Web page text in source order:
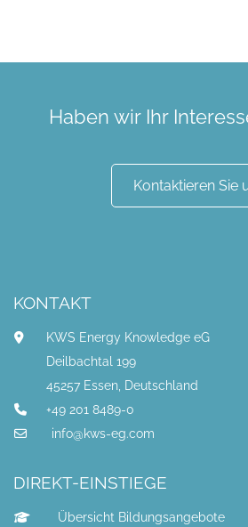
Haben wir Ihr
Kontaktieren Sie
KONTAKT
KWS Energy Knowledge eG
Deilbachtal 199
45257 Essen, Deutschland
+49 201 8489-0
info@kws-eg.com
DIREKT-EINSTIEGE
Übersicht Bildungsangebote